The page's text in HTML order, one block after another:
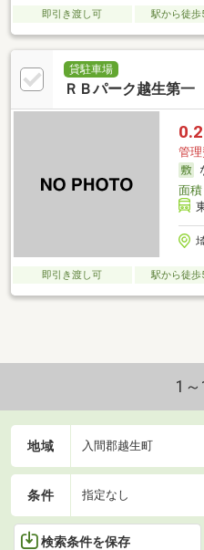
即引き渡し可 駅から徒歩
貸駐車場
ＲＢパーク越生第一
管
面積
即引き渡し可 駅から徒歩
1
地域 入間郡越生町
条件 指定なし
検索条件を保存